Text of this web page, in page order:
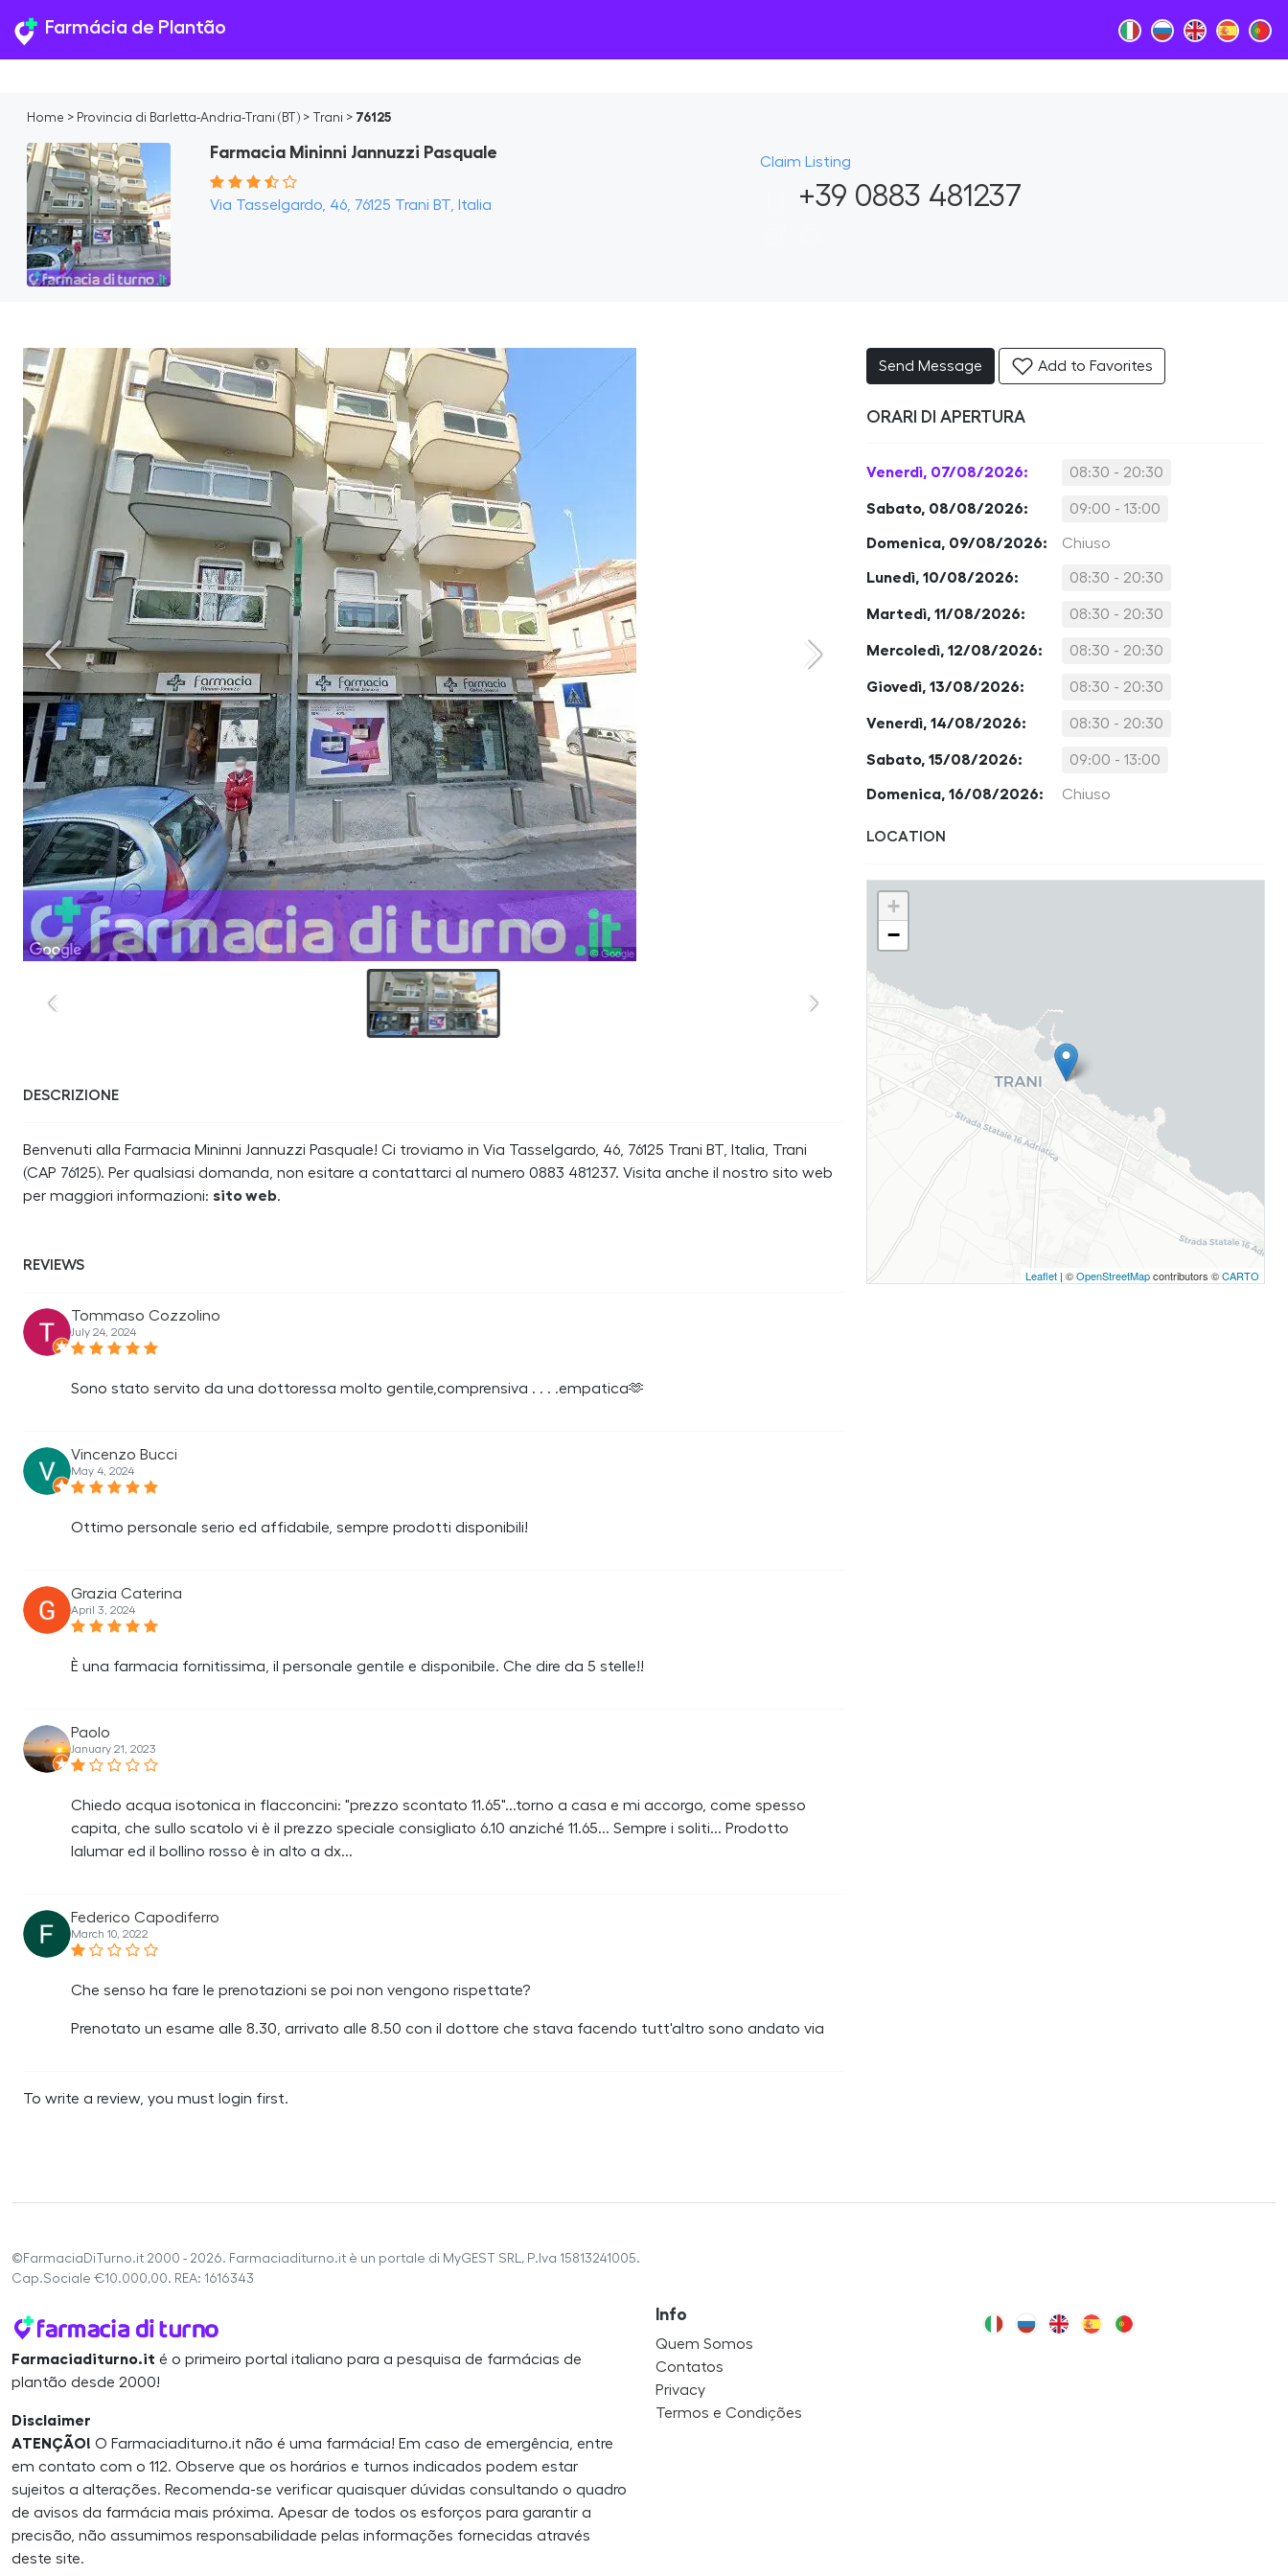
Farmácia de Plantão
Home > Provincia di Barletta-Andria-Trani (BT) > Trani > 76125
Farmacia Mininni Jannuzzi Pasquale
Via Tasselgardo, 46, 76125 Trani BT, Italia
Claim Listing
+39 0883 481237
DESCRIZIONE
Benvenuti alla Farmacia Mininni Jannuzzi Pasquale! Ci troviamo in Via Tasselgardo, 46, 76125 Trani BT, Italia, Trani
(CAP 76125). Per qualsiasi domanda, non esitare a contattarci al numero 0883 481237. Visita anche il nostro sito web
per maggiori informazioni: sito web.
REVIEWS
Tommaso Cozzolino
July 24, 2024
Sono stato servito da una dottoressa molto gentile,comprensiva . . . .empatica🫶
Vincenzo Bucci
May 4, 2024
Ottimo personale serio ed affidabile, sempre prodotti disponibili!
Grazia Caterina
April 3, 2024
È una farmacia fornitissima, il personale gentile e disponibile. Che dire da 5 stelle!!
Paolo
January 21, 2023
Chiedo acqua isotonica in flacconcini: "prezzo scontato 11.65"...torno a casa e mi accorgo, come spesso
capita, che sullo scatolo vi è il prezzo speciale consigliato 6.10 anziché 11.65... Sempre i soliti... Prodotto
Ialumar ed il bollino rosso è in alto a dx...
Federico Capodiferro
March 10, 2022
Che senso ha fare le prenotazioni se poi non vengono rispettate?
Prenotato un esame alle 8.30, arrivato alle 8.50 con il dottore che stava facendo tutt'altro sono andato via
To write a review, you must login first.
Send Message Add to Favorites
ORARI DI APERTURA
Venerdì, 07/08/2026: 08:30 - 20:30
Sabato, 08/08/2026: 09:00 - 13:00
Domenica, 09/08/2026: Chiuso
Lunedì, 10/08/2026: 08:30 - 20:30
Martedì, 11/08/2026: 08:30 - 20:30
Mercoledì, 12/08/2026: 08:30 - 20:30
Giovedì, 13/08/2026: 08:30 - 20:30
Venerdì, 14/08/2026: 08:30 - 20:30
Sabato, 15/08/2026: 09:00 - 13:00
Domenica, 16/08/2026: Chiuso
LOCATION
+
−
Leaflet | ©OpenStreetMapcontributors ©CARTO
©FarmaciaDiTurno.it 2000 - 2026. Farmaciaditurno.it è un portale di MyGEST SRL, P.Iva 15813241005.
Cap.Sociale €10.000,00. REA: 1616343
Farmaciaditurno.it é o primeiro portal italiano para a pesquisa de farmácias de
plantão desde 2000!
Disclaimer
ATENÇÃO! O Farmaciaditurno.it não é uma farmácia! Em caso de emergência, entre
em contato com o 112. Observe que os horários e turnos indicados podem estar
sujeitos a alterações. Recomenda-se verificar quaisquer dúvidas consultando o quadro
de avisos da farmácia mais próxima. Apesar de todos os esforços para garantir a
precisão, não assumimos responsabilidade pelas informações fornecidas através
deste site.
Info
Quem Somos
Contatos
Privacy
Termos e Condições